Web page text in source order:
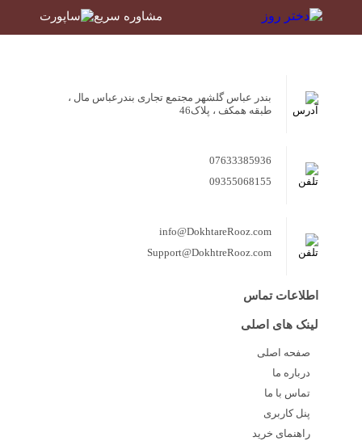
مشاوره سریع
بندر عباس گلشهر مجتمع تجاری بندرعباس مال ،
طبقه همکف ، پلاک46
07633385936
09355068155
info@DokhtareRooz.com
Support@DokhtreRooz.com
اطلاعات تماس
لینک های اصلی
صفحه اصلی
درباره ما
تماس با ما
پنل کاربری
راهنمای خرید